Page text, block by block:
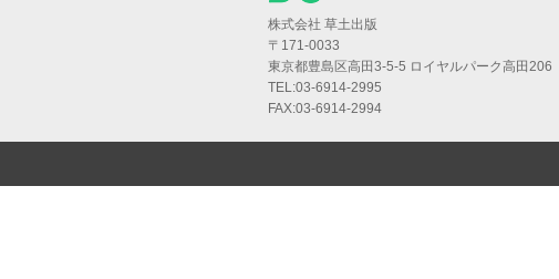
株式会社 草土出版
〒171-0033
東京都豊島区高田3-5-5 ロイヤルパーク高田206
TEL:03-6914-2995
FAX:03-6914-2994